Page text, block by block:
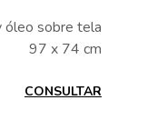
óleo sobre tela
97 x 74 cm
CONSULTAR